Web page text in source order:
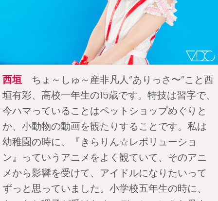
西垣ちょ～しゅ～産非凡人“ありっさ〜”こと西
垣有彩、高校一年生の15歳です。特技は習字で、
今ハマっていることはペットショップめぐりと
か、小動物の動画を観たりすることです。私は
幼稚園の時に、『きらりん☆レボリューショ
ン』っていうアニメをよく観ていて、そのアニ
メから影響を受けて、アイドルになりたいって
ずっと思っていました。小学校五年生の時に、